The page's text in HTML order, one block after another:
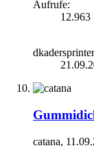
Aufrufe:
12.963
dkadersprinter
catana,